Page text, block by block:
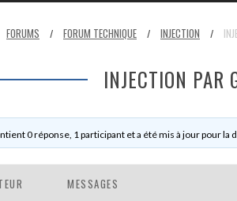
FORUMS / FORUM TECHNIQUE / INJECTION /
INJECTION PAR
0 réponse, 1 participant et a été mis à jour pour la
MESSAGES